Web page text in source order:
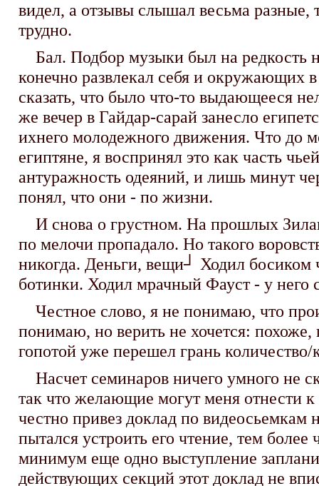
видел, а отзывы слышал весьма разные,
трудно.
Бал. Подбор музыки был на редкость
конечно развлекал себя и окружающих
сказать, что было что-то выдающееся
же вечер в Гайдар-сарай занесло
ихнего молодежного движения. Что до
египтяне, я воспринял это как часть
антуражность одеяний, и лишь минут
понял, что они - по жизни.
И снова о грустном. На прошлых
по мелочи пропадало. Но такого
никогда. Деньги, вещи┘ Ходил босиком
ботинки. Ходил мрачный Фауст - у него
Честное слово, я не понимаю, что
понимаю, но верить не хочется: похоже,
гопотой уже перешел грань
Насчет семинаров ничего умного не
так что желающие могут меня отнести
честно привез доклад по видеосьемкам
пытался устроить его чтение, тем
минимум еще одно выступление
действующих секций этот доклад не